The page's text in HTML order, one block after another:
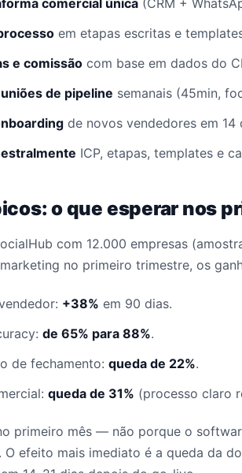
comercial única (CRM +
em etapas escritas e
e comissão com base em dados do
de pipeline semanais (45min,
de novos vendedores em 14
ICP, etapas, templates e
o que esperar nos
com 12.000 empresas
no primeiro trimestre, os
+38% em 90 dias.
de 65% para 88%.
de fechamento: queda de 22%.
queda de 31% (processo claro
primeiro mês — não porque o
efeito mais imediato é a queda da